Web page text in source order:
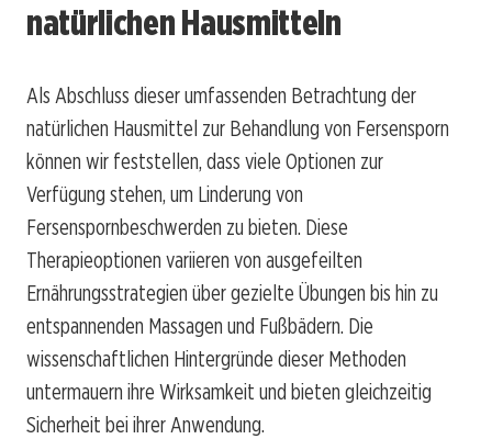
natürlichen Hausmitteln
Als Abschluss dieser umfassenden Betrachtung der
natürlichen Hausmittel zur Behandlung von Fersensporn
können wir feststellen, dass viele Optionen zur
Verfügung stehen, um Linderung von
Fersenspornbeschwerden zu bieten. Diese
Therapieoptionen variieren von ausgefeilten
Ernährungsstrategien über gezielte Übungen bis hin zu
entspannenden Massagen und Fußbädern. Die
wissenschaftlichen Hintergründe dieser Methoden
untermauern ihre Wirksamkeit und bieten gleichzeitig
Sicherheit bei ihrer Anwendung.